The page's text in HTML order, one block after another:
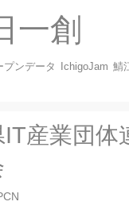
一創
プンデータ IchigoJam 鯖
産業団体